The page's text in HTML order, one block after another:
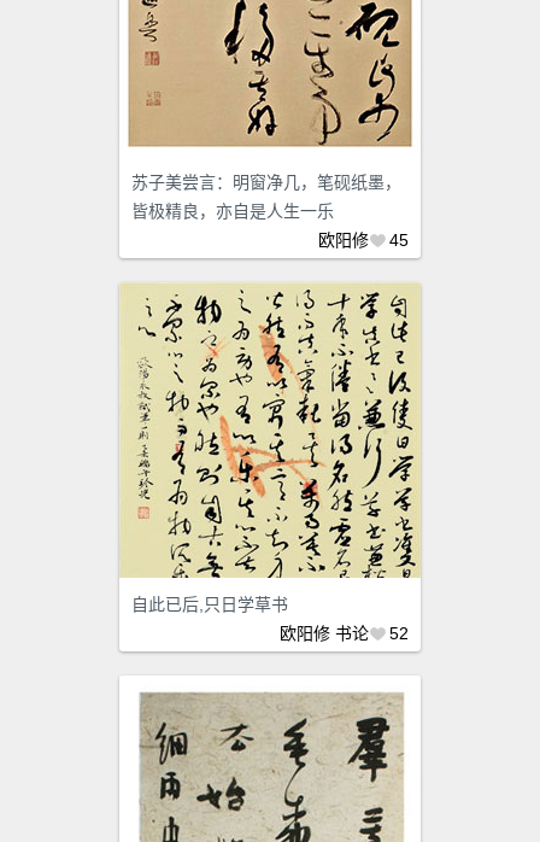
苏子美尝言：明窗净几，笔砚纸墨，
皆极精良，亦自是人生一乐
欧阳修
45
自此已后,只日学草书
欧阳修 书论 52